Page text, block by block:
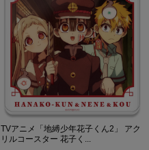
TVアニメ「地縛少年花子くん2」 アク
リルコースター 花子く...